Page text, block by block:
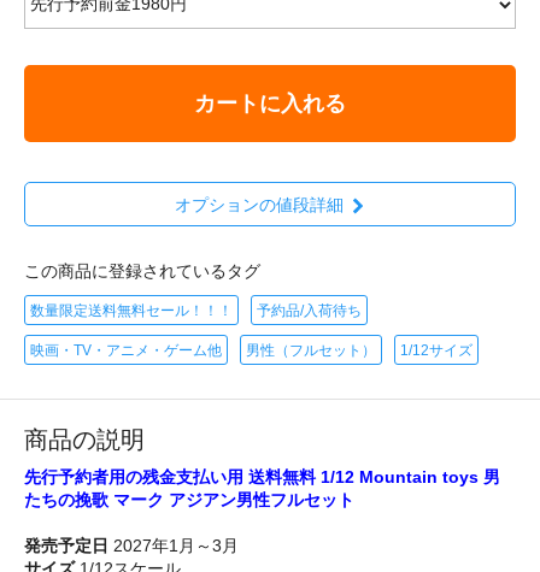
カートに入れる
オプションの値段詳細
この商品に登録されているタグ
数量限定送料無料セール！！！ 予約品/入荷待ち
映画・TV・アニメ・ゲーム他 男性（フルセット） 1/12サイズ
商品の説明
先行予約者用の残金支払い用 送料無料 1/12 Mountain toys 男
たちの挽歌 マーク アジアン男性フルセット
発売予定日 2027年1月～3月